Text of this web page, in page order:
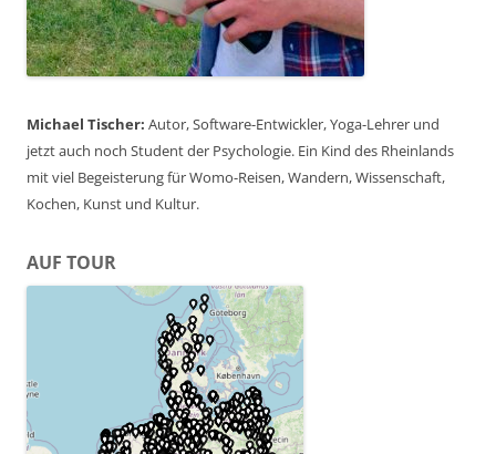
Michael Tischer: Autor, Software-Entwickler, Yoga-Lehrer und
jetzt auch noch Student der Psychologie. Ein Kind des Rheinlands
mit viel Begeisterung für Womo-Reisen, Wandern, Wissenschaft,
Kochen, Kunst und Kultur.
AUF TOUR